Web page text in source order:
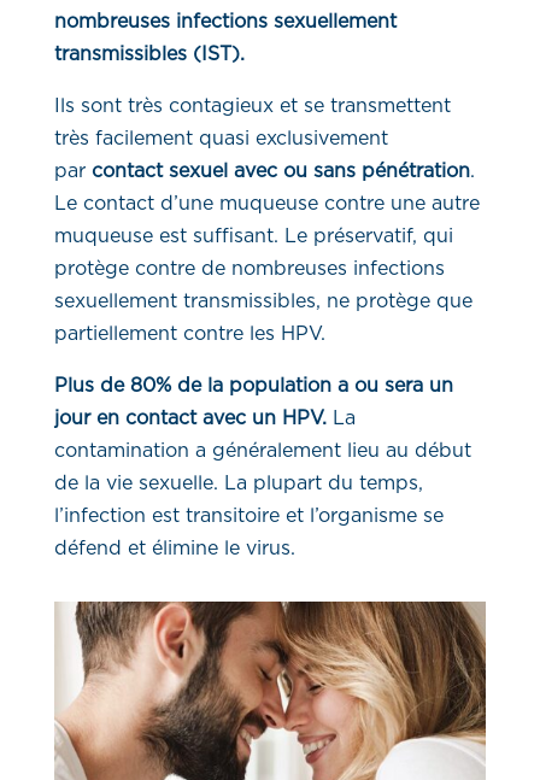
nombreuses infections sexuellement
transmissibles (IST).
Ils sont très contagieux et se transmettent
très facilement quasi exclusivement
par contact sexuel avec ou sans pénétration.
Le contact d’une muqueuse contre une autre
muqueuse est suffisant. Le préservatif, qui
protège contre de nombreuses infections
sexuellement transmissibles, ne protège que
partiellement contre les HPV.
Plus de 80% de la population a ou sera un
jour en contact avec un HPV. La
contamination a généralement lieu au début
de la vie sexuelle. La plupart du temps,
l’infection est transitoire et l’organisme se
défend et élimine le virus.